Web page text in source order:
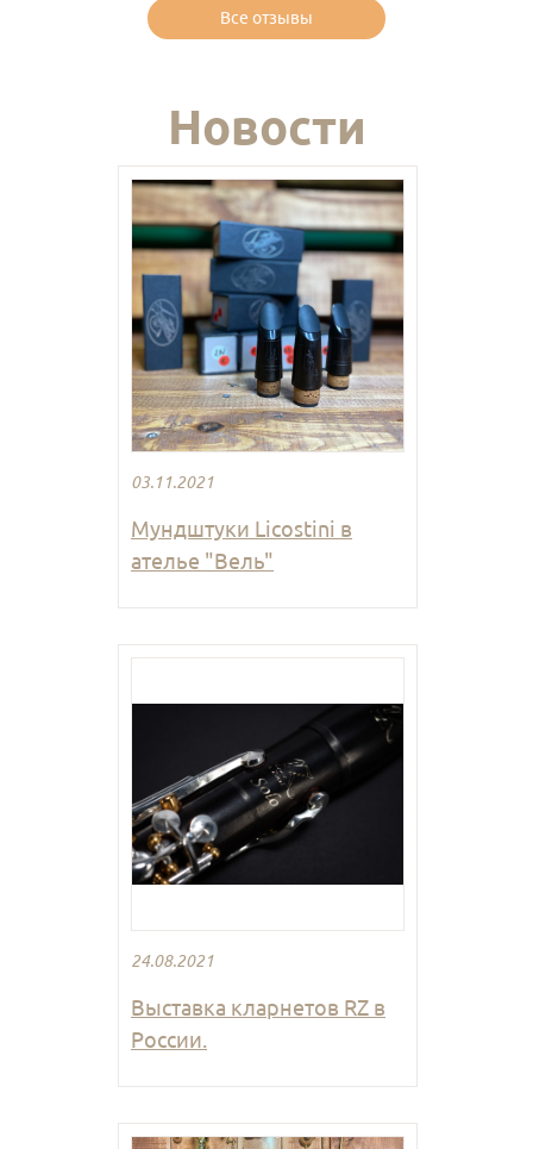
Все отзывы
Новости
03.11.2021
Мундштуки Licostini в
ателье "Вель"
24.08.2021
Выставка кларнетов RZ в
России.